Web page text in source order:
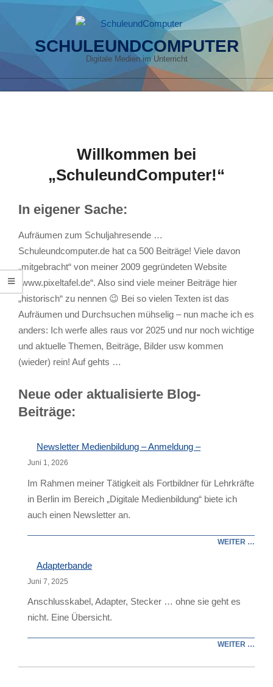
SCHULEUNDCOMPUTER
Digitale Medien im Unterricht
Willkommen bei
„SchuleundComputer!“
In eigener Sache:
Aufräumen zum Schuljahresende …
Schuleundcomputer.de hat ca 500 Beiträge! Viele davon
„mitgebracht“ von meiner 2009 gegründeten Website
„www.pixeltafel.de“. Also sind viele meiner Beiträge hier
„historisch“ zu nennen 😉 Bei so vielen Texten ist das
Aufräumen und Durchsuchen mühselig – nun mache ich es
anders: Ich werfe alles raus vor 2025 und nur noch wichtige
und aktuelle Themen, Beiträge, Bilder usw kommen
(wieder) rein! Auf gehts …
Neue oder aktualisierte Blog-
Beiträge:
Newsletter Medienbildung – Anmeldung –
Juni 1, 2026
Im Rahmen meiner Tätigkeit als Fortbildner für Lehrkräfte
in Berlin im Bereich „Digitale Medienbildung“ biete ich
auch einen Newsletter an.
WEITER …
Adapterbande
Juni 7, 2025
Anschlusskabel, Adapter, Stecker … ohne sie geht es
nicht. Eine Übersicht.
WEITER …